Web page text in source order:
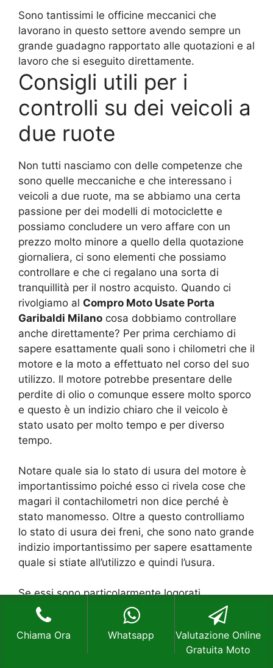
Sono tantissimi le officine meccanici che
lavorano in questo settore avendo sempre un
grande guadagno rapportato alle quotazioni e al
lavoro che si eseguito direttamente.
Consigli utili per i
controlli su dei veicoli a
due ruote
Non tutti nasciamo con delle competenze che
sono quelle meccaniche e che interessano i
veicoli a due ruote, ma se abbiamo una certa
passione per dei modelli di motociclette e
possiamo concludere un vero affare con un
prezzo molto minore a quello della quotazione
giornaliera, ci sono elementi che possiamo
controllare e che ci regalano una sorta di
tranquillità per il nostro acquisto. Quando ci
rivolgiamo al Compro Moto Usate Porta
Garibaldi Milano cosa dobbiamo controllare
anche direttamente? Per prima cerchiamo di
sapere esattamente quali sono i chilometri che il
motore e la moto a effettuato nel corso del suo
utilizzo. Il motore potrebbe presentare delle
perdite di olio o comunque essere molto sporco
e questo è un indizio chiaro che il veicolo è
stato usato per molto tempo e per diverso
tempo.
Notare quale sia lo stato di usura del motore è
importantissimo poiché esso ci rivela cose che
magari il contachilometri non dice perché è
stato manomesso. Oltre a questo controlliamo
lo stato di usura dei freni, che sono nato grande
indizio importantissimo per sapere esattamente
quale si stiate all’utilizzo e quindi l’usura.
Se essi sono particolarmente logorati,
specialmente nelle pasticche e nell’impianto
idraulico, allora ci sarà stato sicuramente una
manomissione per far sembrare il veicolo molto
più nuovo di quello che è realtà. Le manopole,
Chiama Ora Whatsapp
Valutazione Online
Gratuita Moto